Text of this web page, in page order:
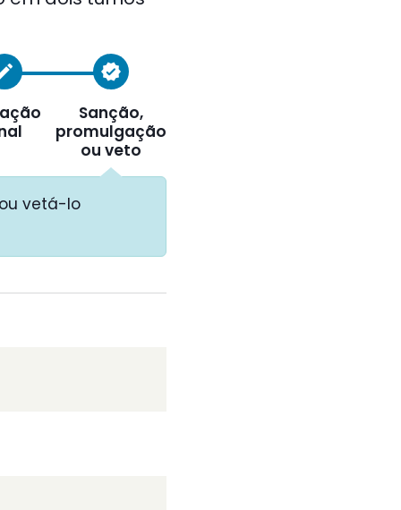
verified
Sanção,
promulgação
ou veto
vetá-lo